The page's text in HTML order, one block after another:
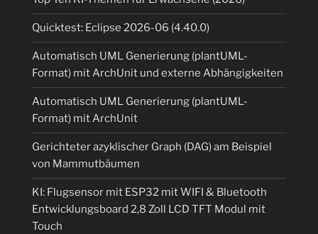
Quicktest: Eclipse 2026-06 (4.40.0)
Automatisch UML Generierung (plantUML-
Format) mit ArchUnit und externe Abhängigkeiten
Automatisch UML Generierung (plantUML-
Format) mit ArchUnit
Gerichteter azyklischer Graph (DAG) am Beispiel
von Mammutbäumen
KI: Flugsensor mit ESP32 mit WIFI & Bluetooth
Entwicklungsboard 2,8 Zoll LCD TFT Modul mit
Touch